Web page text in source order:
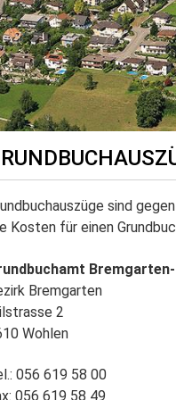
sind
Kosten für einen
Bremgarten
2
Wohlen
056 619 58 00
056 619 58 49